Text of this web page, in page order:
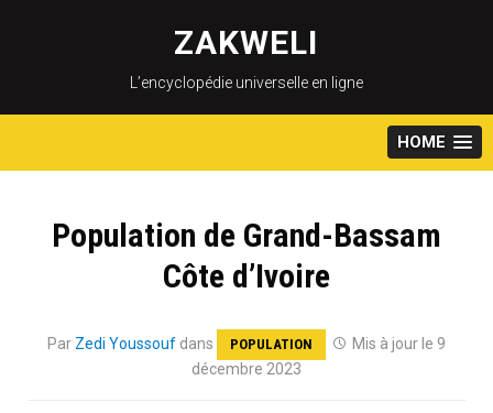
content
ZAKWELI
L’encyclopédie universelle en ligne
HOME
Population de Grand-Bassam
Côte d’Ivoire
Par Zedi Youssouf dans POPULATION
Mis à jour le 9
décembre 2023